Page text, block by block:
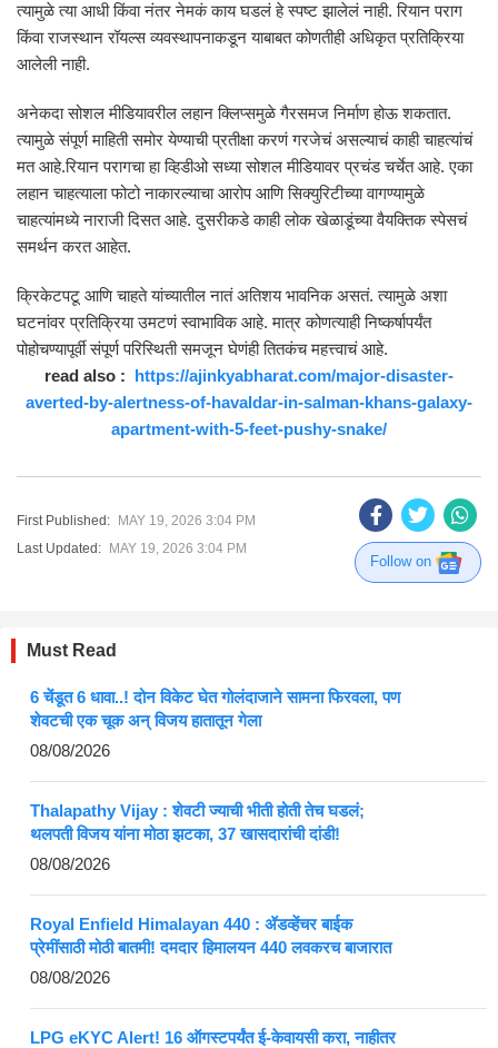
त्यामुळे त्या आधी किंवा नंतर नेमकं काय घडलं हे स्पष्ट झालेलं नाही. रियान पराग
किंवा राजस्थान रॉयल्स व्यवस्थापनाकडून याबाबत कोणतीही अधिकृत प्रतिक्रिया
आलेली नाही.
अनेकदा सोशल मीडियावरील लहान क्लिप्समुळे गैरसमज निर्माण होऊ शकतात.
त्यामुळे संपूर्ण माहिती समोर येण्याची प्रतीक्षा करणं गरजेचं असल्याचं काही चाहत्यांचं
मत आहे.रियान परागचा हा व्हिडीओ सध्या सोशल मीडियावर प्रचंड चर्चेत आहे. एका
लहान चाहत्याला फोटो नाकारल्याचा आरोप आणि सिक्युरिटीच्या वागण्यामुळे
चाहत्यांमध्ये नाराजी दिसत आहे. दुसरीकडे काही लोक खेळाडूंच्या वैयक्तिक स्पेसचं
समर्थन करत आहेत.
क्रिकेटपटू आणि चाहते यांच्यातील नातं अतिशय भावनिक असतं. त्यामुळे अशा
घटनांवर प्रतिक्रिया उमटणं स्वाभाविक आहे. मात्र कोणत्याही निष्कर्षापर्यंत
पोहोचण्यापूर्वी संपूर्ण परिस्थिती समजून घेणंही तितकंच महत्त्वाचं आहे.
read also : https://ajinkyabharat.com/major-disaster-
averted-by-alertness-of-havaldar-in-salman-khans-galaxy-
apartment-with-5-feet-pushy-snake/
First Published: MAY 19, 2026 3:04 PM
Last Updated: MAY 19, 2026 3:04 PM
Follow on
Must Read
6 चेंडूत 6 धावा..! दोन विकेट घेत गोलंदाजाने सामना फिरवला, पण
शेवटची एक चूक अन् विजय हातातून गेला
08/08/2026
Thalapathy Vijay : शेवटी ज्याची भीती होती तेच घडलं;
थलपती विजय यांना मोठा झटका, 37 खासदारांची दांडी!
08/08/2026
Royal Enfield Himalayan 440 : ॲडव्हेंचर बाईक
प्रेमींसाठी मोठी बातमी! दमदार हिमालयन 440 लवकरच बाजारात
08/08/2026
LPG eKYC Alert! 16 ऑगस्टपर्यंत ई-केवायसी करा, नाहीतर